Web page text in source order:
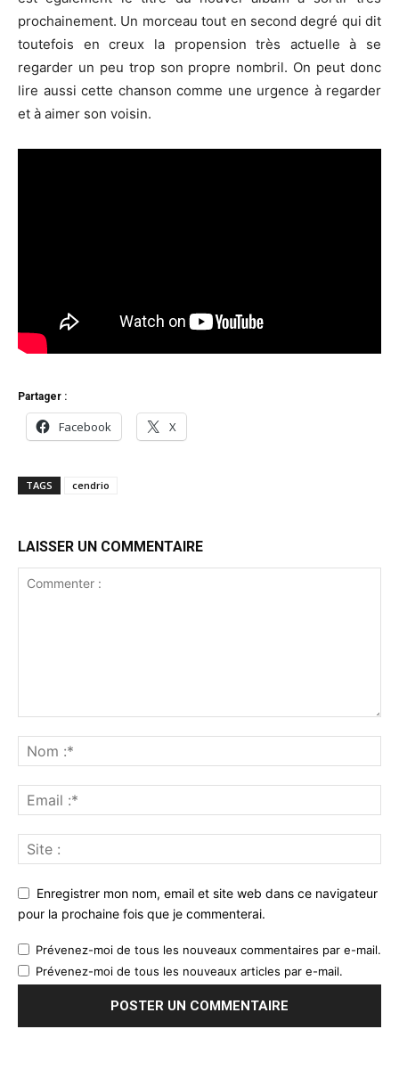
prochainement. Un morceau tout en second degré qui dit
toutefois en creux la propension très actuelle à se
regarder un peu trop son propre nombril. On peut donc
lire aussi cette chanson comme une urgence à regarder
et à aimer son voisin.
Partager :
Facebook X
TAGS cendrio
LAISSER UN COMMENTAIRE
Enregistrer mon nom, email et site web dans ce navigateur
pour la prochaine fois que je commenterai.
Prévenez-moi de tous les nouveaux commentaires par e-mail.
Prévenez-moi de tous les nouveaux articles par e-mail.